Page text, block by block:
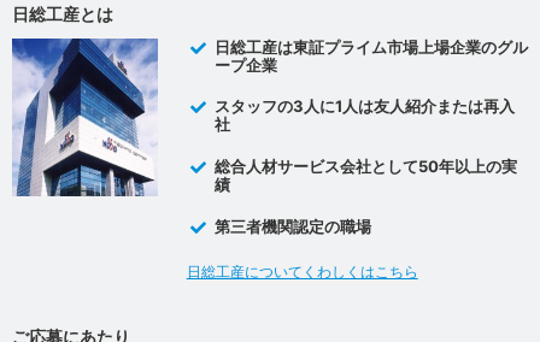
日総工産とは
日総工産は東証プライム市場上場企業のグル
ープ企業
スタッフの3人に1人は友人紹介または再入
社
総合人材サービス会社として50年以上の実
績
第三者機関認定の職場
日総工産についてくわしくはこちら
ご応募にあたり